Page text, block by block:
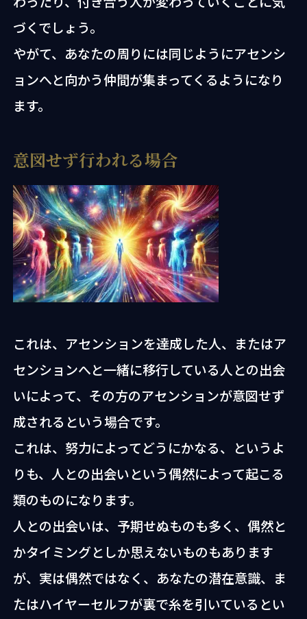
づくでしょう。
やがて、あなたの周りには同じようにアセンシ
ョンへと向かう仲間が集まってくるようになり
ます。
意図せず行われる場合
これは、アセンションを達成した人、またはア
センションへと一緒に移行している人との出会
いによって、その方のアセンションが意図せず
成されるという場合です。
これは、努力によってどうにかなる、というよ
りも、人との出会いという偶然によって起こる
類のものになります。
人との出会いは、予期せぬものも多く、偶然と
かタイミングとしか思えないものもあります
が、実は偶然ではなく、あなたの潜在意識、ま
たはハイヤーセルフが裏で糸を引いているとい